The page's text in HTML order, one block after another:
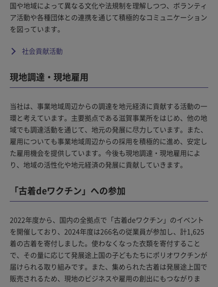
国や地域によって異なる文化や法規制を理解しつつ、ボランティ
ア活動や各種団体との連携を通じて積極的なコミュニケーション
を図っています。
社会貢献活動
現地調達・現地雇用
当社は、事業地域周辺からの調達を地元経済に貢献する活動の一
環と考えています。主要拠点である滋賀事業所をはじめ、他の地
域でも調達活動を通じて、地元の発展に尽力しています。また、
雇用についても事業地域周辺からの採用を積極的に進め、安定し
た雇用機会を提供しています。今後も現地調達・現地雇用によ
り、地域の活性化や地元経済の発展に貢献していきます。
「古着deワクチン」への参加
2022年度から、国内の全拠点で「古着deワクチン」のイベント
を開催しており、2024年度は266名の従業員が参加し、計1,625
着の古着を寄付しました。使わなくなった衣類を寄付すること
で、その量に応じて発展途上国の子どもたちにポリオワクチンが
届けられる取り組みです。また、集められた古着は発展途上国で
販売されるため、現地のビジネスや雇用の創出にもつながりま